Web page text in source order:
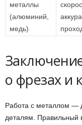
металлы
(алюминий,
медь)
о фрезах и
Работа с металлом —
деталям. Правильный